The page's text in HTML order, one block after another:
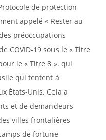
de protection
appelé « Rester au
préoccupations
COVID-19 sous le « Titre
le « Titre 8 ». qui
qui tentent à
États-Unis. Cela a
et de demandeurs
villes frontalières
de fortune